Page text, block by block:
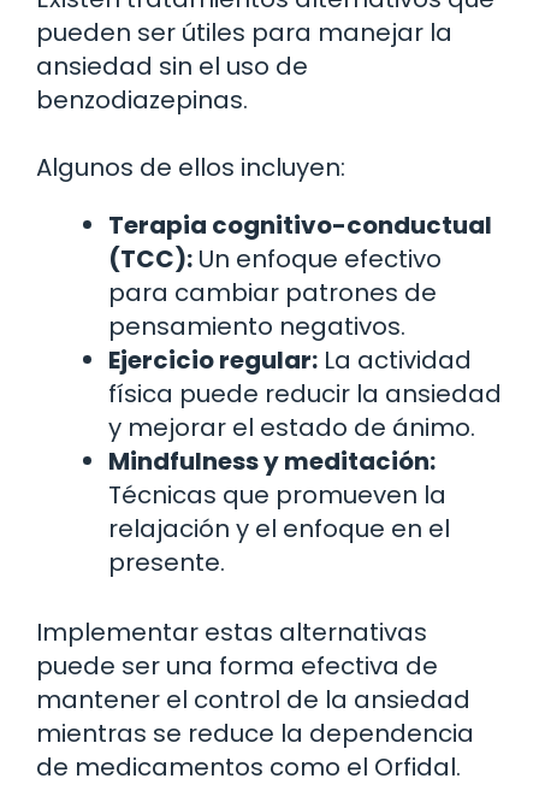
pueden ser útiles para manejar la
ansiedad sin el uso de
benzodiazepinas.
Algunos de ellos incluyen:
Terapia cognitivo-conductual
(TCC): Un enfoque efectivo
para cambiar patrones de
pensamiento negativos.
Ejercicio regular: La actividad
física puede reducir la ansiedad
y mejorar el estado de ánimo.
Mindfulness y meditación:
Técnicas que promueven la
relajación y el enfoque en el
presente.
Implementar estas alternativas
puede ser una forma efectiva de
mantener el control de la ansiedad
mientras se reduce la dependencia
de medicamentos como el Orfidal.